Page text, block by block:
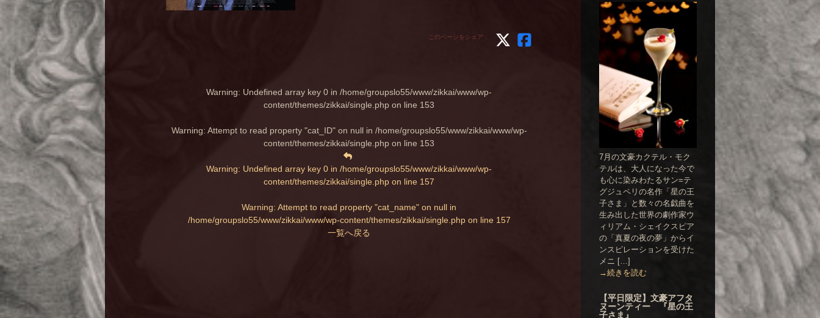
このページをシェア：
Warning: Undefined array key 0 in /home/groupslo55/www/zikkai/www/wp-
content/themes/zikkai/single.php on line 153
Warning: Attempt to read property "cat_ID" on null in /home/groupslo55/www/zikkai/www/wp-
content/themes/zikkai/single.php on line 153
Warning: Undefined array key 0 in /home/groupslo55/www/zikkai/www/wp-
content/themes/zikkai/single.php on line 157
Warning: Attempt to read property "cat_name" on null in
/home/groupslo55/www/zikkai/www/wp-content/themes/zikkai/single.phpon line 157
一覧へ戻る
7月の文豪カクテル・モク
テルは、大人になった今で
も心に染みわたるサン=テ
グジュペリの名作「星の王
子さま」と数々の名戯曲を
生み出した世界の劇作家ウ
ィリアム・シェイクスピア
の「真夏の夜の夢」からイ
ンスピレーションを受けた
メニ […]
→続きを読む
【平日限定】文豪アフタ
ヌーンティー 『星の王
子さま』